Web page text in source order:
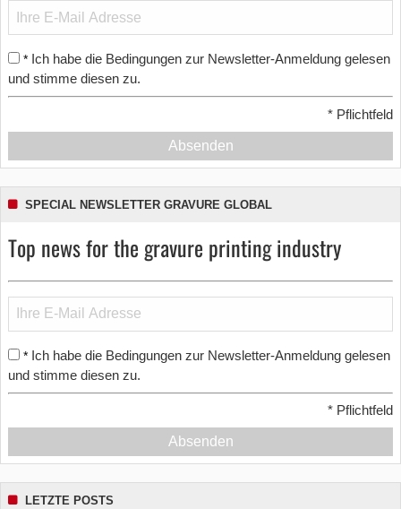
* Ich habe die Bedingungen zur Newsletter-Anmeldung gelesen
und stimme diesen zu.
* Pflichtfeld
Absenden
SPECIAL NEWSLETTER GRAVURE GLOBAL
Top news for the gravure printing industry
* Ich habe die Bedingungen zur Newsletter-Anmeldung gelesen
und stimme diesen zu.
* Pflichtfeld
Absenden
LETZTE POSTS